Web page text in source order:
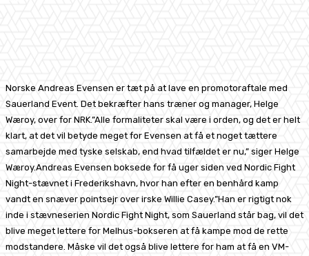
Norske Andreas Evensen er tæt på at lave en promotoraftale med
Sauerland Event. Det bekræfter hans træner og manager, Helge
Wæroy, over for NRK.”Alle formaliteter skal være i orden, og det er helt
klart, at det vil betyde meget for Evensen at få et noget tættere
samarbejde med tyske selskab, end hvad tilfældet er nu,” siger Helge
Wæroy.Andreas Evensen boksede for få uger siden ved Nordic Fight
Night-stævnet i Frederikshavn, hvor han efter en benhård kamp
vandt en snæver pointsejr over irske Willie Casey.”Han er rigtigt nok
inde i stævneserien Nordic Fight Night, som Sauerland står bag, vil det
blive meget lettere for Melhus-bokseren at få kampe mod de rette
modstandere. Måske vil det også blive lettere for ham at få en VM-